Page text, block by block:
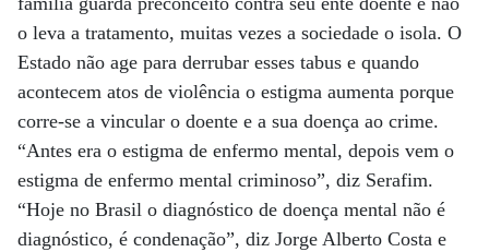
o leva a tratamento, muitas vezes a sociedade o isola. O
Estado não age para derrubar esses tabus e quando
acontecem atos de violência o estigma aumenta porque
corre-se a vincular o doente e a sua doença ao crime.
“Antes era o estigma de enfermo mental, depois vem o
estigma de enfermo mental criminoso”, diz Serafim.
“Hoje no Brasil o diagnóstico de doença mental não é
diagnóstico, é condenação”, diz Jorge Alberto Costa e